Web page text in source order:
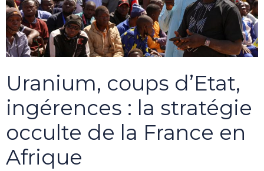
Uranium, coups d’Etat,
ingérences : la stratégie
occulte de la France en
Afrique